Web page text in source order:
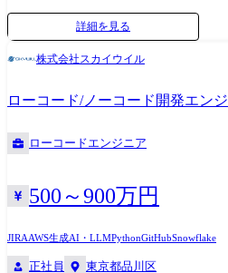
です。 ●具体的なプロジェクト例 HENNGE One のセールス活動の管理精
度向上のため、セールス部門のマネージ
ブジェクトとレポートを作成する
関連部署への説明を行う ●依頼元とチーム体制 依頼元はプロダクトマネ
ージャー、セールス、マーケティング、
HENNGE One 事業を動かす各部門のメン
解し、Salesforce を駆使して日々発生す
岐にわたる業務に責任を持って取り組ん
の声を直接聞く問い合わせ対応やトラブ
スタートします。 その後は、あなたのキ
いた中小規模開発も行います。 部署単位
からの脱却を目指してkintoneなどのユー
長を実感しながら次のフェーズに進んで
は、ITアーキテクト、ERPコンサルタン
なキャリアを選択いただくことが可能で
しから、最適ツールの提案 ┗要件定義か
援、運用も加味した設計 ・グループ向け
開発 ┗要件定義から設計、開発 ┗業務自
詳細を見る
株式会社スカイウイル
ローコード/ノーコード開発エン
ローコードエンジニア
500～900万円
JIRAAWS生成AI・LLMPythonGitHubSnowflake
正社員 東京都品川区